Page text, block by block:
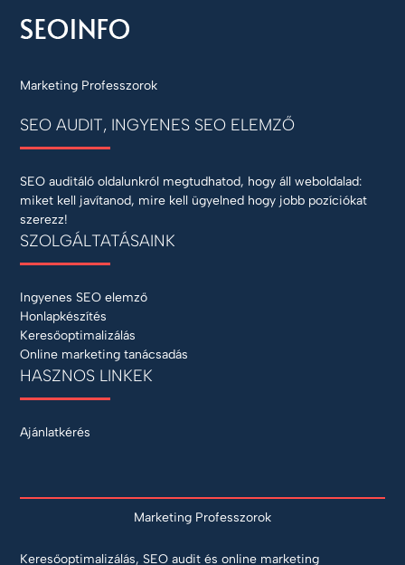
Marketing Professzorok
SEO AUDIT, INGYENES SEO ELEMZŐ
SEO auditáló oldalunkról megtudhatod, hogy áll weboldalad:
miket kell javítanod, mire kell ügyelned hogy jobb pozíciókat
szerezz!
SZOLGÁLTATÁSAINK
Ingyenes SEO elemző
Honlapkészítés
Keresőoptimalizálás
Online marketing tanácsadás
HASZNOS LINKEK
Ajánlatkérés
Marketing Professzorok
Keresőoptimalizálás, SEO audit és online marketing